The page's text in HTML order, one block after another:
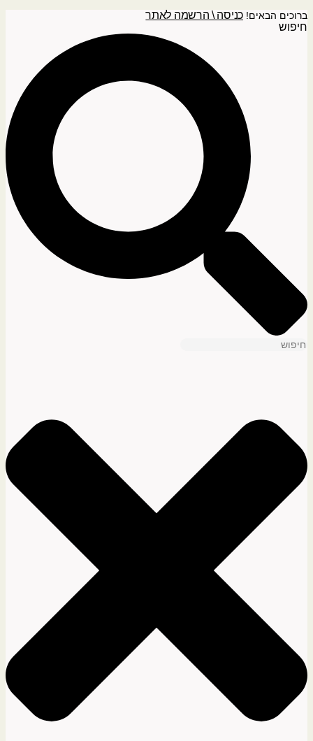
ברוכים הבאים! כניסה \ הרשמה לאתר
חיפוש